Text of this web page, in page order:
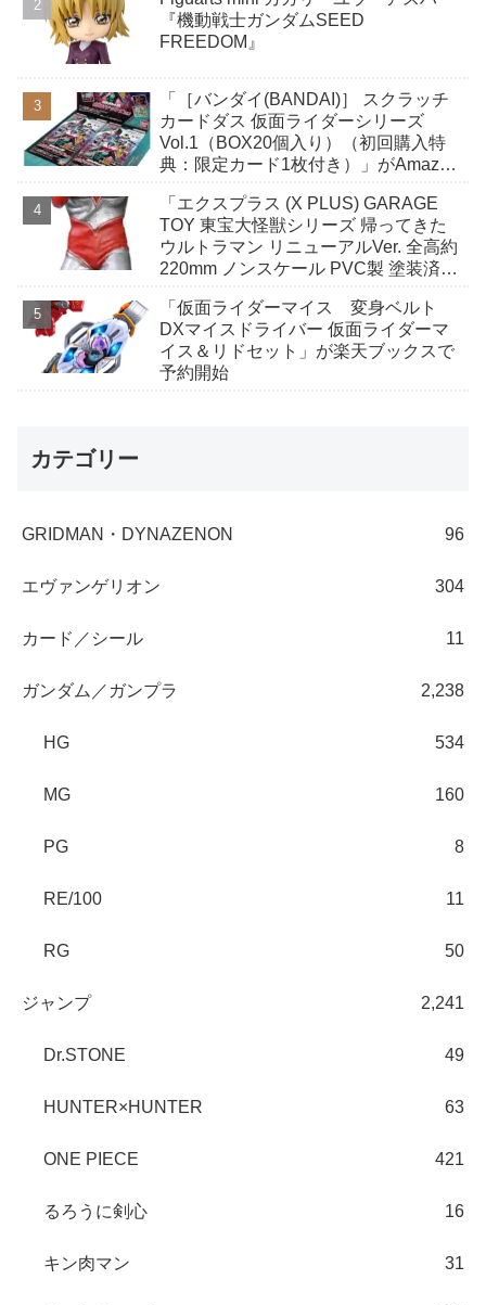
『機動戦士ガンダムSEED
FREEDOM』
「［バンダイ(BANDAI)］ スクラッチ
カードダス 仮面ライダーシリーズ
Vol.1（BOX20個入り）（初回購入特
典：限定カード1枚付き）」がAmazon
「エクスプラス (X PLUS) GARAGE
TOY 東宝大怪獣シリーズ 帰ってきた
ウルトラマン リニューアルVer. 全高約
220mm ノンスケール PVC製 塗装済み
開始
「仮面ライダーマイス 変身ベルト
DXマイスドライバー 仮面ライダーマ
イス＆リドセット」が楽天ブックスで
予約開始
カテゴリー
GRIDMAN・DYNAZENON 96
エヴァンゲリオン 304
カード／シール 11
ガンダム／ガンプラ 2,238
HG 534
MG 160
PG 8
RE/100 11
RG 50
ジャンプ 2,241
Dr.STONE 49
HUNTER×HUNTER 63
ONE PIECE 421
るろうに剣心 16
キン肉マン 31